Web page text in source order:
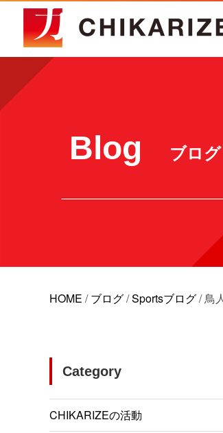
Blog ブログ
HOME /ブログ/Sportsブログ/鳥
Category
CHIKARIZEの活動